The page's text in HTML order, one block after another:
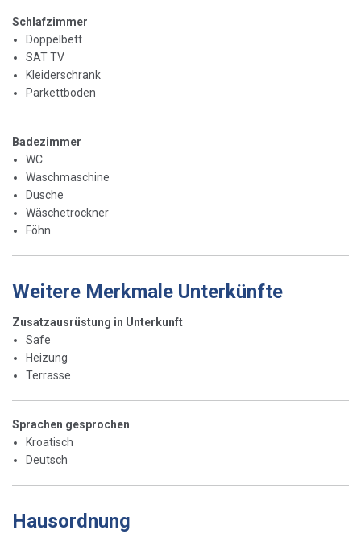
Schlafzimmer
Doppelbett
SAT TV
Kleiderschrank
Parkettboden
Badezimmer
WC
Waschmaschine
Dusche
Wäschetrockner
Föhn
Weitere Merkmale Unterkünfte
Zusatzausrüstung in Unterkunft
Safe
Heizung
Terrasse
Sprachen gesprochen
Kroatisch
Deutsch
Hausordnung